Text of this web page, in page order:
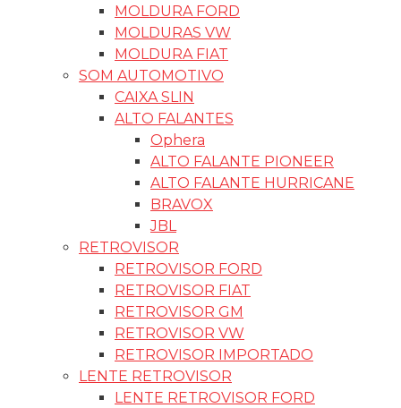
MOLDURA FORD
MOLDURAS VW
MOLDURA FIAT
SOM AUTOMOTIVO
CAIXA SLIN
ALTO FALANTES
Ophera
ALTO FALANTE PIONEER
ALTO FALANTE HURRICANE
BRAVOX
JBL
RETROVISOR
RETROVISOR FORD
RETROVISOR FIAT
RETROVISOR GM
RETROVISOR VW
RETROVISOR IMPORTADO
LENTE RETROVISOR
LENTE RETROVISOR FORD